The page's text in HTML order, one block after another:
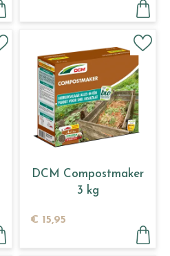
DCM Compostmaker
3 kg
€ 15,95